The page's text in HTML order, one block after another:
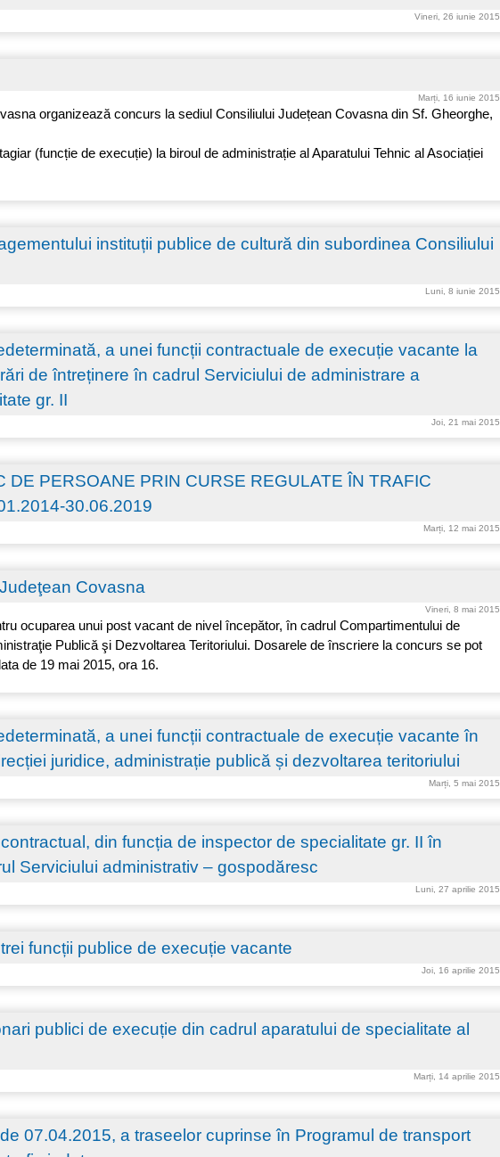
Vineri, 26 iunie 2015
Marți, 16 iunie 2015
organizează concurs la sediul Consiliului Județean Covasna din Sf. Gheorghe,
(funcție de execuție) la biroul de administrație al Aparatului Tehnic al Asociației
instituții publice de cultură din subordinea Consiliului
Luni, 8 iunie 2015
a unei funcții contractuale de execuție vacante la
de întreținere în cadrul Serviciului de administrare a
gr. II
Joi, 21 mai 2015
PERSOANE PRIN CURSE REGULATE ÎN TRAFIC
30.06.2019
Marți, 12 mai 2015
Covasna
Vineri, 8 mai 2015
ocuparea unui post vacant de nivel începător, în cadrul Compartimentului de
Publică şi Dezvoltarea Teritoriului. Dosarele de înscriere la concurs se pot
de 19 mai 2015, ora 16.
a unei funcții contractuale de execuție vacante în
juridice, administrație publică și dezvoltarea teritoriului
Marți, 5 mai 2015
din funcția de inspector de specialitate gr. II în
Serviciului administrativ – gospodăresc
Luni, 27 aprilie 2015
funcții publice de execuție vacante
Joi, 16 aprilie 2015
publici de execuție din cadrul aparatului de specialitate al
Marți, 14 aprilie 2015
07.04.2015, a traseelor cuprinse în Programul de transport